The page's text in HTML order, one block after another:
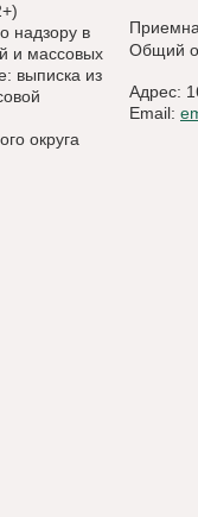
надзору в
и массовых
выписка из
округа
Общий
Адрес:
Email: